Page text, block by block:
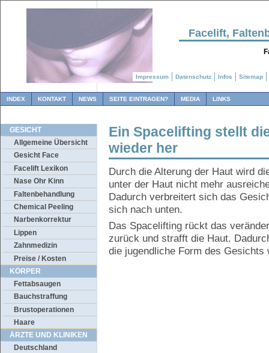
Facelift,
INDEX KONTAKT NEWS SEITE EINTRAGEN? MEDIA LINKS
GESICHT
Allgemeine Übersicht
Gesicht Face
Facelift Lexikon
Nase Ohr Kinn
Faltenbehandlung
Chemical Peeling
Narbenkorrektur
Lippen
Zahnmedizin
Preise / Kosten
KÖRPER
Fettabsaugen
Bauchstraffung
Brustoperationen
Haare
ÄRZTE UND KLINIKEN
Deutschland
Ein Spacelifting stellt
wieder her
Durch die Alterung der Haut wird
unter der Haut nicht mehr
Dadurch verbreitert sich das
sich nach unten.
Das Spacelifting rückt das
zurück und strafft die Haut.
die jugendliche Form des Gesichts
Impressum Datenschutz Infos Sitemap